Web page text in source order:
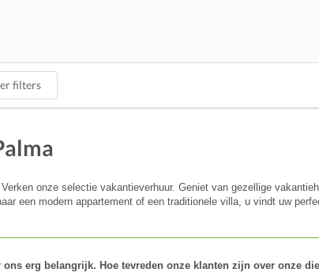
filters
onze selectie vakantieverhuur. Geniet van gezellige
een modern appartement of een traditionele villa, u vindt uw
erg belangrijk. Hoe tevreden onze klanten zijn over onze